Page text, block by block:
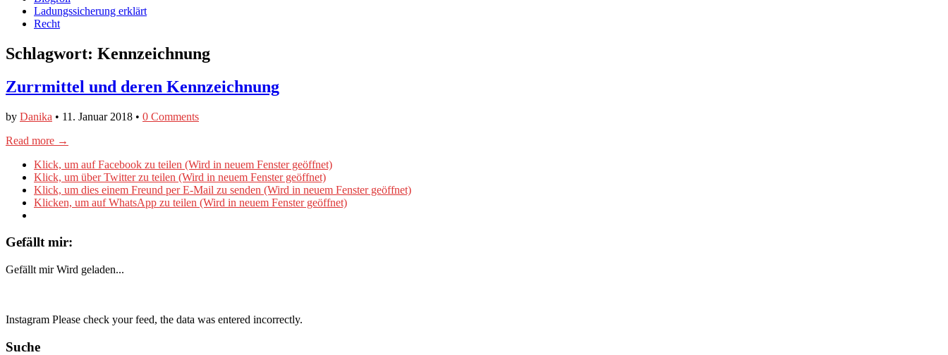
Ladungssicherung erklärt
Recht
Schlagwort: Kennzeichnung
Zurrmittel und deren Kennzeichnung
by Danika • 11. Januar 2018 • 0 Comments
Read more →
Klick, um auf Facebook zu teilen (Wird in neuem Fenster geöffnet)
Klick, um über Twitter zu teilen (Wird in neuem Fenster geöffnet)
Klick, um dies einem Freund per E-Mail zu senden (Wird in neuem Fenster geöffnet)
Klicken, um auf WhatsApp zu teilen (Wird in neuem Fenster geöffnet)
Gefällt mir:
Gefällt mir Wird geladen...
Instagram Please check your feed, the data was entered incorrectly.
Suche